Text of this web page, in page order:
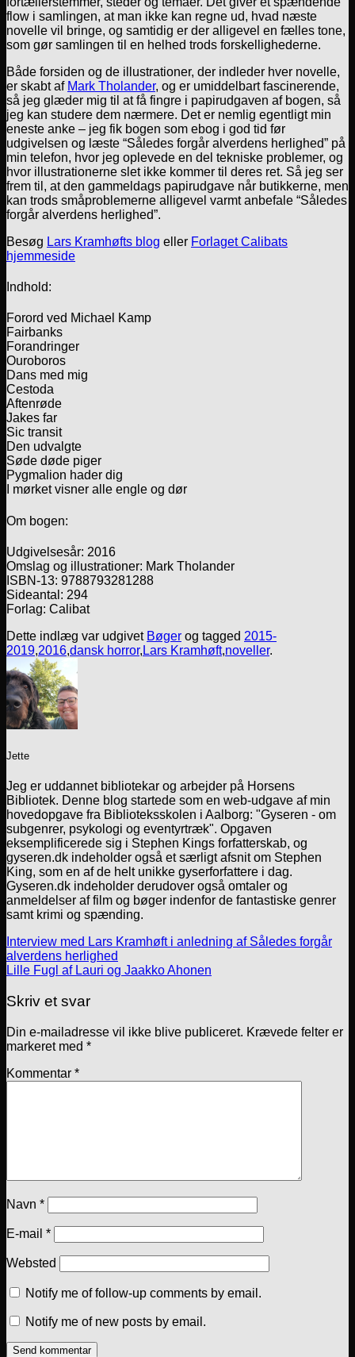
flow i samlingen, at man ikke kan regne ud, hvad næste
novelle vil bringe, og samtidig er der alligevel en fælles tone,
som gør samlingen til en helhed trods forskellighederne.
Både forsiden og de illustrationer, der indleder hver novelle,
er skabt af Mark Tholander, og er umiddelbart fascinerende,
så jeg glæder mig til at få fingre i papirudgaven af bogen, så
jeg kan studere dem nærmere. Det er nemlig egentligt min
eneste anke – jeg fik bogen som ebog i god tid før
udgivelsen og læste “Således forgår alverdens herlighed” på
min telefon, hvor jeg oplevede en del tekniske problemer, og
hvor illustrationerne slet ikke kommer til deres ret. Så jeg ser
frem til, at den gammeldags papirudgave når butikkerne, men
kan trods småproblemerne alligevel varmt anbefale “Således
forgår alverdens herlighed”.
Besøg Lars Kramhøfts blog eller Forlaget Calibats
hjemmeside
Indhold:
Forord ved Michael Kamp
Fairbanks
Forandringer
Ouroboros
Dans med mig
Cestoda
Aftenrøde
Jakes far
Sic transit
Den udvalgte
Søde døde piger
Pygmalion hader dig
I mørket visner alle engle og dør
Om bogen:
Udgivelsesår: 2016
Omslag og illustrationer: Mark Tholander
ISBN-13: 9788793281288
Sideantal: 294
Forlag: Calibat
Dette indlæg var udgivet Bøger og tagged 2015-
2019,2016,dansk horror, Lars Kramhøft,noveller.
Jette
Jeg er uddannet bibliotekar og arbejder på Horsens
Bibliotek. Denne blog startede som en web-udgave af min
hovedopgave fra Biblioteksskolen i Aalborg: "Gyseren - om
subgenrer, psykologi og eventyrtræk". Opgaven
eksemplificerede sig i Stephen Kings forfatterskab, og
gyseren.dk indeholder også et særligt afsnit om Stephen
King, som en af de helt unikke gyserforfattere i dag.
Gyseren.dk indeholder derudover også omtaler og
anmeldelser af film og bøger indenfor de fantastiske genrer
samt krimi og spænding.
Interview med Lars Kramhøft i anledning af Således forgår
alverdens herlighed
Lille Fugl af Lauri og Jaakko Ahonen
Skriv et svar
Din e-mailadresse vil ikke blive publiceret. Krævede felter er
markeret med *
Kommentar *
Navn *
E-mail *
Websted
Notify me of follow-up comments by email.
Notify me of new posts by email.